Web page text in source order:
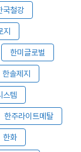
국철강
한미글로벌
한솔제지
스템
한주라이트메탈
한화